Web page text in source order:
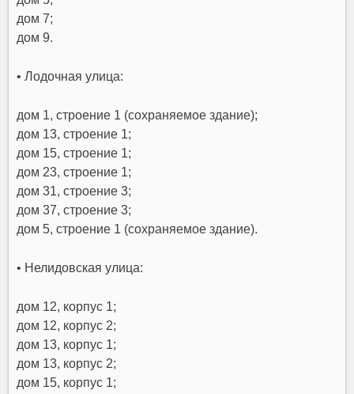
дом 7;
дом 9.
• Лодочная улица:
дом 1, строение 1 (сохраняемое здание);
дом 13, строение 1;
дом 15, строение 1;
дом 23, строение 1;
дом 31, строение 3;
дом 37, строение 3;
дом 5, строение 1 (сохраняемое здание).
• Нелидовская улица:
дом 12, корпус 1;
дом 12, корпус 2;
дом 13, корпус 1;
дом 13, корпус 2;
дом 15, корпус 1;